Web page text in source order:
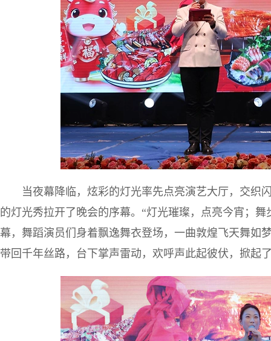
当夜幕降临，炫彩的灯光率先点亮演艺大厅，交织
的灯光秀拉开了晚会的序幕。“灯光璀璨，点亮今宵；
幕，舞蹈演员们身着飘逸舞衣登场，一曲敦煌飞天舞如
带回千年丝路，台下掌声雷动，欢呼声此起彼伏，掀起